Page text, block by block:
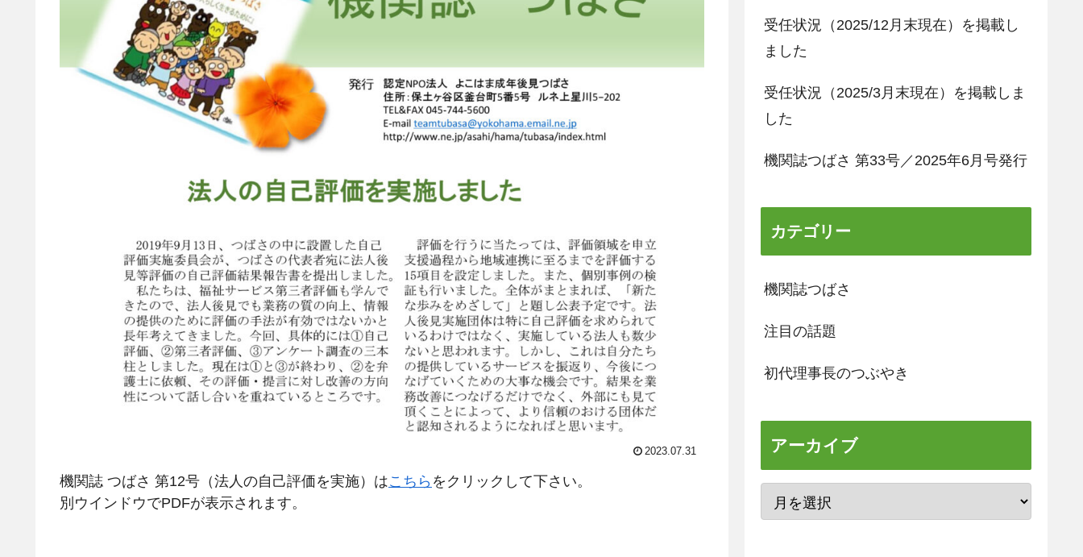
2023.07.31
機関誌 つばさ 第12号（法人の自己評価を実施）はこちら をクリックして下さい。
別ウインドウでPDFが表示されます。
受任状況（2025/12月末現在）を掲載し
ました
受任状況（2025/3月末現在）を掲載しま
した
機関誌つばさ 第33号／2025年6月号発行
カテゴリー
機関誌つばさ
注目の話題
初代理事長のつぶやき
アーカイブ